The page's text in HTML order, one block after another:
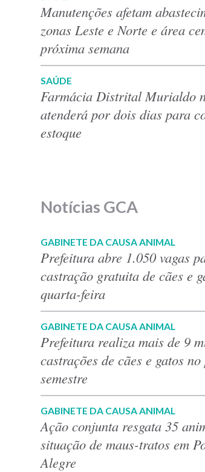
Manutenções afetam
zonas Leste e Norte e área
próxima semana
SAÚDE
Farmácia Distrital Murialdo
atenderá por dois dias para
estoque
Notícias GCA
GABINETE DA CAUSA ANIMAL
Prefeitura abre 1.050 vagas
castração gratuita de cães e
quarta-feira
GABINETE DA CAUSA ANIMAL
Prefeitura realiza mais de 9
castrações de cães e gatos
semestre
GABINETE DA CAUSA ANIMAL
Ação conjunta resgata 35
situação de maus-tratos em
Alegre